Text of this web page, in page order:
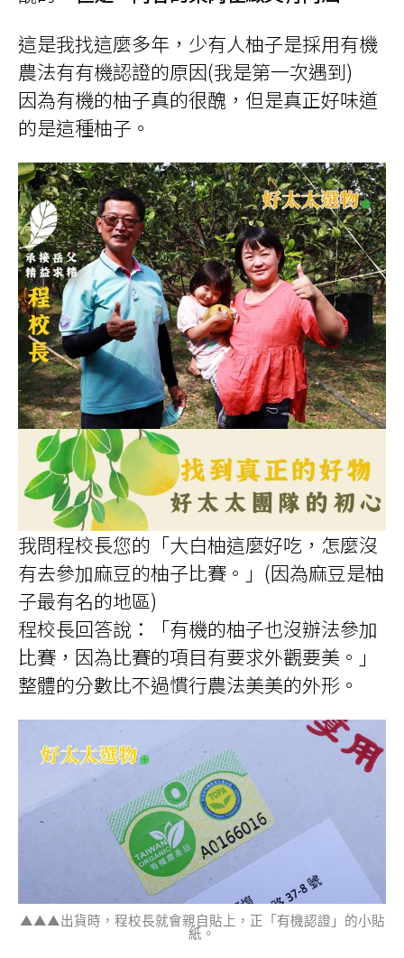
這是我找這麼多年，少有人柚子是採用有機
農法有有機認證的原因(我是第一次遇到)
因為有機的柚子真的很醜，但是真正好味道
的是這種柚子。
我問程校長您的「大白柚這麼好吃，怎麼沒
有去參加麻豆的柚子比賽。」(因為麻豆是柚
子最有名的地區)
程校長回答說：「有機的柚子也沒辦法參加
比賽，因為比賽的項目有要求外觀要美。」
整體的分數比不過慣行農法美美的外形。
▲▲▲出貨時，程校長就會親自貼上，正「有機認證」的小貼
紙。